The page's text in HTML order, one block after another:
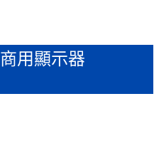
商用顯示器